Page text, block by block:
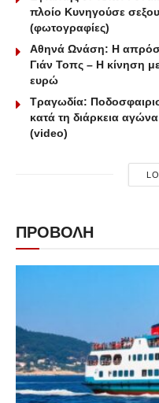
πλοίο Κυνηγούσε
(φωτογραφίες)
Αθηνά Ωνάση: Η
Γιάν Τοπς – Η κίνηση
ευρώ
Τραγωδία:
κατά τη διάρκεια
(video)
ΠΡΟΒΟΛΗ